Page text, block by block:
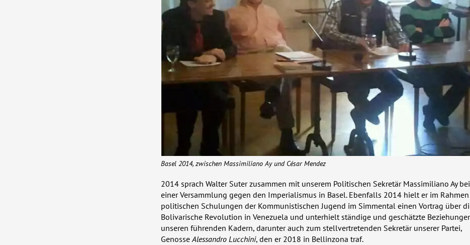
Basel 2014, zwischen Massimiliano Ay und César Mendez
2014 sprach Walter Suter zusammen mit unserem Politischen Sekretär Massimiliano Ay bei
einer Versammlung gegen den Imperialismus in Basel. Ebenfalls 2014 hielt er im
politischen Schulungen der Kommunistischen Jugend im Simmental einen Vortrag über
Bolivarische Revolution in Venezuela und unterhielt ständige und geschätzte
unseren führenden Kadern, darunter auch zum stellvertretenden Sekretär unserer Partei,
GenosseAlessandro Lucchini, den er 2018 in Bellinzona traf.